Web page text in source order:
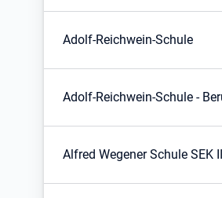
Adolf-Reichwein-Schule
Adolf-Reichwein-Schule -
Alfred Wegener Schule SEK